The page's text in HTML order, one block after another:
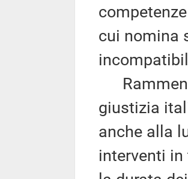
cui nomina
giustizia
anche alla
interventi